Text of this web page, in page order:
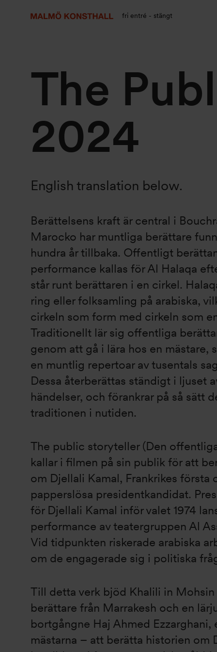
Tillgänglighetsredogörelse
fri entré - stängt
The
2024
English translation below.
Berättelsens kraft är central i
Marocko har muntliga berättare
hundra år tillbaka. Offentligt
performance kallas för Al Halaqa
står runt berättaren i en cirkel.
ring eller folksamling på arabiska,
cirkeln som form med cirkeln som
Traditionellt lär sig offentliga
genom att gå i lära hos en mästare,
en muntlig repertoar av tusentals
Dessa återberättas ständigt i ljuset
händelser, och förankrar på så sätt
traditionen i nutiden.
The public storyteller (Den
kallar i filmen på sin publik för att
om Djellali Kamal, Frankrikes första
papperslösa presidentkandidat.
för Djellali Kamal inför valet 1974
performance av teatergruppen Al
Vid tidpunkten riskerade arabiska
om de engagerade sig i politiska
Till detta verk bjöd Khalili in Mohsin
berättare från Marrakesh och en
bortgångne Haj Ahmed Ezzarghani,
mästarna – att berätta historien om